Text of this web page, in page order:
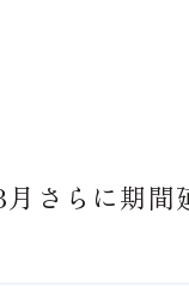
月さらに期